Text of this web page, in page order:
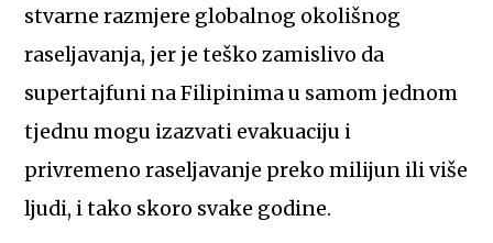
stvarne razmjere globalnog okolišnog
raseljavanja, jer je teško zamislivo da
supertajfuni na Filipinima u samom jednom
tjednu mogu izazvati evakuaciju i
privremeno raseljavanje preko milijun ili više
ljudi, i tako skoro svake godine.